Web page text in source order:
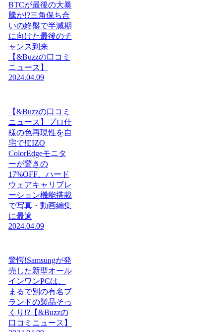
BTCが最後の大暴
騰か!?三角保ち合
いの終盤で半減期
に向けた最後のチ
ャンス到来
【&Buzzの口コミ
ニュース】
2024.04.09
【&Buzzの口コミ
ニュース】プロ仕
様の色再現性を自
宅で!EIZO
ColorEdgeモニタ
ーが驚きの
17%OFF、ハード
ウェアキャリブレ
ーション機能搭載
で写真・動画編集
に最適
2024.04.09
驚愕!Samsungが発
売した新型オール
インワンPCは、
まるで別の有名ブ
ランドの製品そっ
くり!?【&Buzzの
口コミニュース】